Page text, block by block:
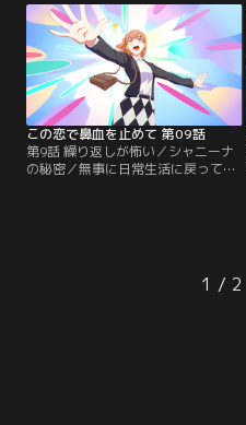
づく。さらに、以前出会った女強
盗・シャニーナが再び現れると、モ
カは超能力を発揮して戦い始める。
目の前の光景にヤーセンは愕然とし
てしまい……
この恋で鼻血を止めて 第09話
第9話 繰り返しが怖い／シャニーナ
の秘密／無事に日常生活に戻ってき
ヒーロー事務所の創立者だと知った
モカは、相当なお金持ちなのではな
1